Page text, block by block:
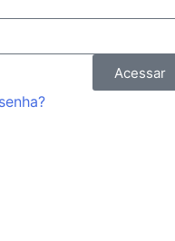
Acessar